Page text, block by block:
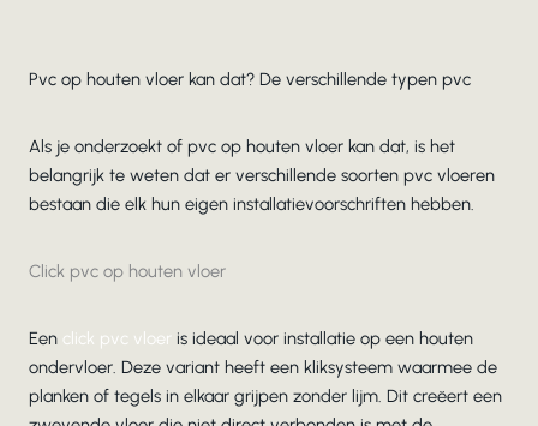
Pvc op houten vloer kan dat? De verschillende typen pvc
Als je onderzoekt of pvc op houten vloer kan dat, is het
belangrijk te weten dat er verschillende soorten pvc vloeren
bestaan die elk hun eigen installatievoorschriften hebben.
Click pvc op houten vloer
Een click pvc vloer is ideaal voor installatie op een houten
ondervloer. Deze variant heeft een kliksysteem waarmee de
planken of tegels in elkaar grijpen zonder lijm. Dit creëert een